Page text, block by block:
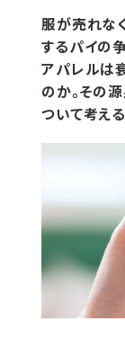
服が売れな
するパイの
アパレルは
のか。その
ついて考え